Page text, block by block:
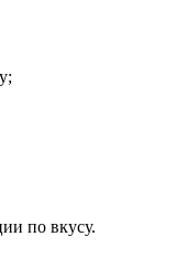
по вкусу.